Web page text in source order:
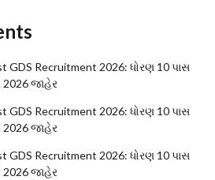
GDS Recruitment 2026: ધોરણ 10 પાસ
2026 જાહેર
GDS Recruitment 2026: ધોરણ 10 પાસ
2026 જાહેર
GDS Recruitment 2026: ધોરણ 10 પાસ
2026 જાહેર